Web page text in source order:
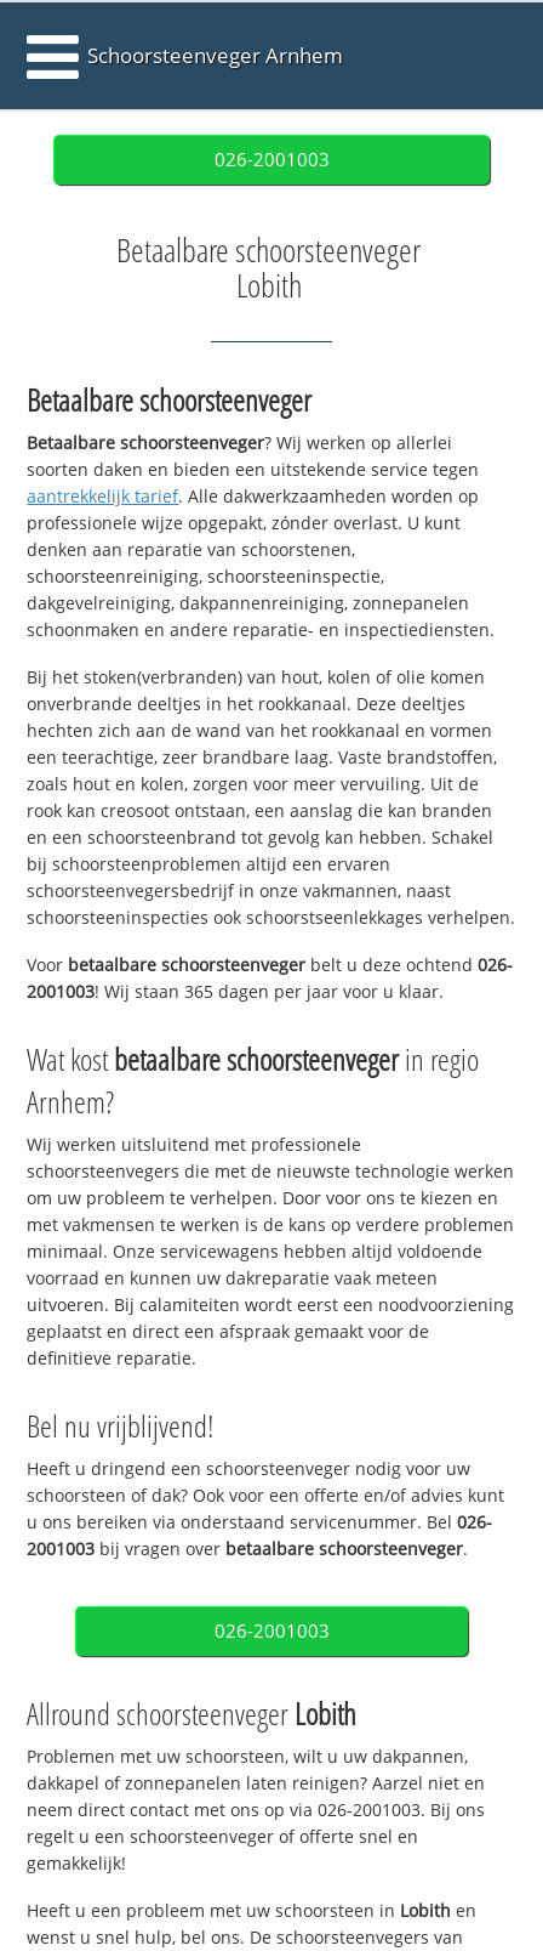
Schoorsteenveger Arnhem
026-2001003
Betaalbare schoorsteenveger
Lobith
Betaalbare schoorsteenveger
Betaalbare schoorsteenveger? Wij werken op allerlei
soorten daken en bieden een uitstekende service tegen
aantrekkelijk tarief. Alle dakwerkzaamheden worden op
professionele wijze opgepakt, zónder overlast. U kunt
denken aan reparatie van schoorstenen,
schoorsteenreiniging, schoorsteeninspectie,
dakgevelreiniging, dakpannenreiniging, zonnepanelen
schoonmaken en andere reparatie- en inspectiediensten.
Bij het stoken(verbranden) van hout, kolen of olie komen
onverbrande deeltjes in het rookkanaal. Deze deeltjes
hechten zich aan de wand van het rookkanaal en vormen
een teerachtige, zeer brandbare laag. Vaste brandstoffen,
zoals hout en kolen, zorgen voor meer vervuiling. Uit de
rook kan creosoot ontstaan, een aanslag die kan branden
en een schoorsteenbrand tot gevolg kan hebben. Schakel
bij schoorsteenproblemen altijd een ervaren
schoorsteenvegersbedrijf in onze vakmannen, naast
schoorsteeninspecties ook schoorstseenlekkages verhelpen.
Voor betaalbare schoorsteenveger belt u deze ochtend026-
2001003! Wij staan 365 dagen per jaar voor u klaar.
Wat kostbetaalbare schoorsteenvegerin regio
Arnhem?
Wij werken uitsluitend met professionele
schoorsteenvegers die met de nieuwste technologie werken
om uw probleem te verhelpen. Door voor ons te kiezen en
met vakmensen te werken is de kans op verdere problemen
minimaal. Onze servicewagens hebben altijd voldoende
voorraad en kunnen uw dakreparatie vaak meteen
uitvoeren. Bij calamiteiten wordt eerst een noodvoorziening
geplaatst en direct een afspraak gemaakt voor de
definitieve reparatie.
Bel nu vrijblijvend!
Heeft u dringend een schoorsteenveger nodig voor uw
schoorsteen of dak? Ook voor een offerte en/of advies kunt
u ons bereiken via onderstaand servicenummer. Bel026-
2001003 bij vragen over betaalbare schoorsteenveger.
026-2001003
Allround schoorsteenveger Lobith
Problemen met uw schoorsteen, wilt u uw dakpannen,
dakkapel of zonnepanelen laten reinigen? Aarzel niet en
neem direct contact met ons op via 026-2001003. Bij ons
regelt u een schoorsteenveger of offerte snel en
gemakkelijk!
Heeft u een probleem met uw schoorsteen in Lobith en
wenst u snel hulp, bel ons. De schoorsteenvegers van